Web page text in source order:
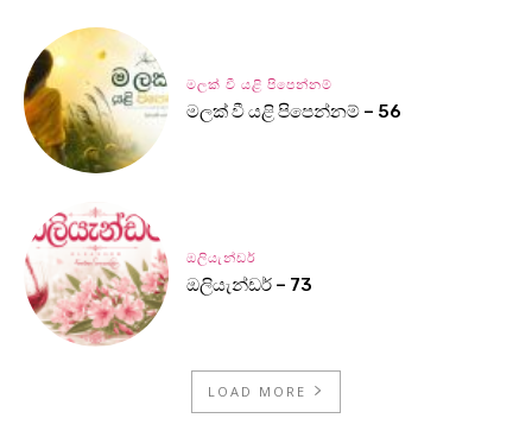
මලක් වී යළි පිපෙන්නම්
මලක් වී යළි පිපෙන්නම් – 56
ඔලියැන්ඩර්
ඔලියැන්ඩර් – 73
LOAD MORE